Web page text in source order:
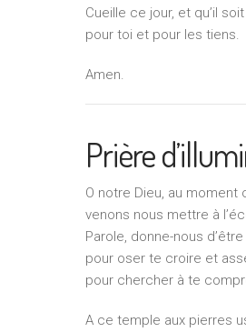
Cueille ce jour, et qu’il
pour toi et pour les tiens.
Amen.
Prière
O notre Dieu, au moment
venons nous mettre à
Parole, donne-nous
pour oser te croire et
pour chercher à te
A ce temple aux pierres